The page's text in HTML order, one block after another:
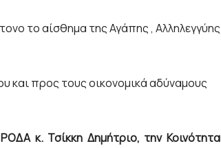
το αίσθημα της Αγάπης , Αλληλεγγύης
και προς τους οικονομικά αδύναμους
κ. Τσίκκη Δημήτριο, την Κοινότητα